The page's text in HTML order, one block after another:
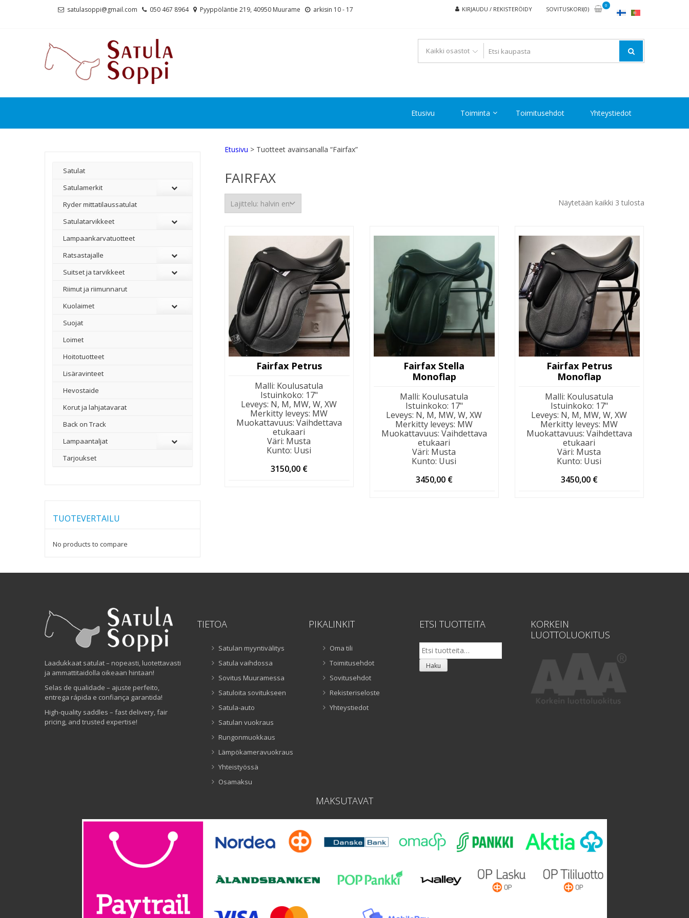
satulasoppi@gmail.com 050 467 8964 Pyyppöläntie 219, 40950 Muurame arkisin 10 - 17 KIRJAUDU / REKISTERÖIDY SOVITUSKORI(0)
0
Etusivu Toiminta Toimitusehdot Yhteystiedot
Etusivu > Tuotteet avainsanalla “Fairfax”
FAIRFAX
Näytetään kaikki 3 tulosta
Fairfax Petrus
Malli: Koulusatula
Istuinkoko: 17"
Leveys: N, M, MW, W, XW
Merkitty leveys: MW
Muokattavuus: Vaihdettava
etukaari
Väri: Musta
Kunto: Uusi
3150,00 €
Fairfax Stella
Monoflap
Malli: Koulusatula
Istuinkoko: 17"
Leveys: N, M, MW, W, XW
Merkitty leveys: MW
Muokattavuus: Vaihdettava
etukaari
Väri: Musta
Kunto: Uusi
3450,00 €
Fairfax Petrus
Monoflap
Malli: Koulusatula
Istuinkoko: 17"
Leveys: N, M, MW, W, XW
Merkitty leveys: MW
Muokattavuus: Vaihdettava
etukaari
Väri: Musta
Kunto: Uusi
3450,00 €
Satulat
Satulamerkit
Ryder mittatilaussatulat
Satulatarvikkeet
–
Lampaankarvatuotteet
Ratsastajalle
Suitset ja tarvikkeet
Riimut ja riimunnarut
Kuolaimet
Suojat
Loimet
Hoitotuotteet
Lisäravinteet
Hevostaide
Korut ja lahjatavarat
Back on Track
Lampaantaljat
Tarjoukset
TUOTEVERTAILU
No products to compare
Laadukkaat satulat – nopeasti, luotettavasti
ja ammattitaidolla oikeaan hintaan!
Selas de qualidade – ajuste perfeito,
entrega rápida e confiança garantida!
High-quality saddles – fast delivery, fair
pricing, and trusted expertise!
TIETOA
Satulan myyntivälitys
Satula vaihdossa
Sovitus Muuramessa
Satuloita sovitukseen
Satula-auto
Satulan vuokraus
Rungonmuokkaus
Lämpökameravuokraus
Yhteistyössä
Osamaksu
PIKALINKIT
Oma tili
Toimitusehdot
Sovitusehdot
Rekisteriseloste
Yhteystiedot
ETSI TUOTTEITA
Etsi:
Haku
KORKEIN
LUOTTOLUOKITUS
MAKSUTAVAT